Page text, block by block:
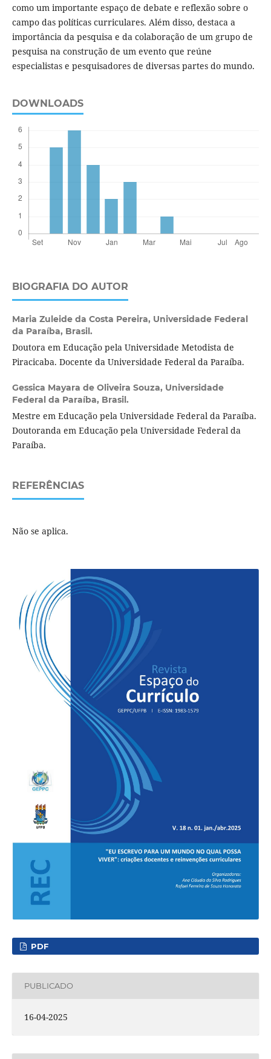
como um importante espaço de debate e reflexão sobre o
campo das políticas curriculares. Além disso, destaca a
importância da pesquisa e da colaboração de um grupo de
pesquisa na construção de um evento que reúne
especialistas e pesquisadores de diversas partes do mundo.
DOWNLOADS
BIOGRAFIA DO AUTOR
Maria Zuleide da Costa Pereira, Universidade Federal
da Paraíba, Brasil.
Doutora em Educação pela Universidade Metodista de
Piracicaba. Docente da Universidade Federal da Paraíba.
Gessica Mayara de Oliveira Souza, Universidade
Federal da Paraíba, Brasil.
Mestre em Educação pela Universidade Federal da Paraíba.
Doutoranda em Educação pela Universidade Federal da
Paraíba.
REFERÊNCIAS
Não se aplica.
PDF
PUBLICADO
16-04-2025